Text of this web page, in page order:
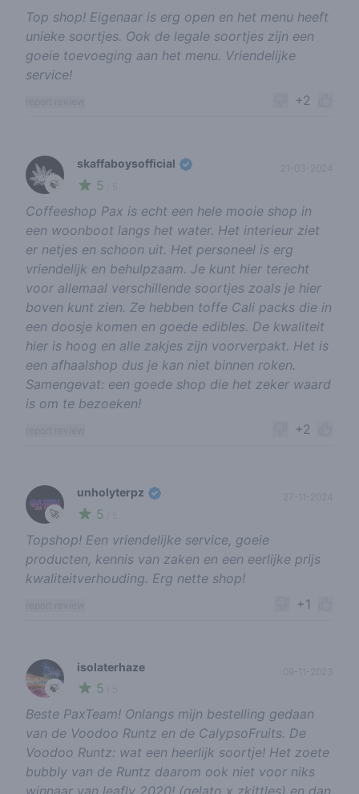
Top shop! Eigenaar is erg open en het menu heeft
unieke soortjes. Ook de legale soortjes zijn een
goeie toevoeging aan het menu. Vriendelijke
service!
+2
🍃
skaffaboysofficial
5
21-03-2024
Coffeeshop Pax is echt een hele mooie shop in
een woonboot langs het water. Het interieur ziet
er netjes en schoon uit. Het personeel is erg
vriendelijk en behulpzaam. Je kunt hier terecht
voor allemaal verschillende soortjes zoals je hier
boven kunt zien. Ze hebben toffe Cali packs die in
een doosje komen en goede edibles. De kwaliteit
hier is hoog en alle zakjes zijn voorverpakt. Het is
een afhaalshop dus je kan niet binnen roken.
Samengevat: een goede shop die het zeker waard
is om te bezoeken!
+2
🚀
unholyterpz
5
Topshop! Een vriendelijke service, goeie
producten, kennis van zaken en een eerlijke prijs
kwaliteitverhouding. Erg nette shop!
+1
🍃
isolaterhaze
5
09-11-2023
Beste PaxTeam! Onlangs mijn bestelling gedaan
van de Voodoo Runtz en de CalypsoFruits. De
Voodoo Runtz: wat een heerlijk soortje! Het zoete
bubbly van de Runtz daarom ook niet voor niks